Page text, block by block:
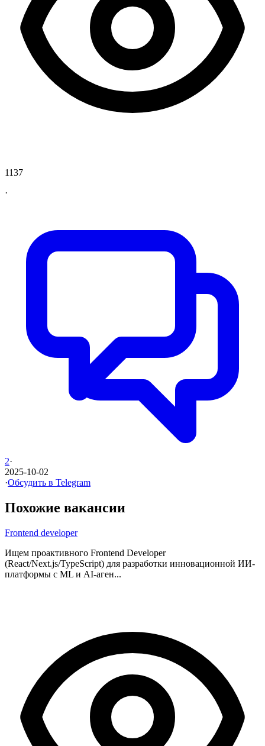
1137
·
2·
2025-10-02
·Обсудить в Telegram
Похожие вакансии
Frontend developer
Ищем проактивного Frontend Developer
(React/Next.js/TypeScript) для разработки инновационной ИИ-
платформы с ML и AI-аген...